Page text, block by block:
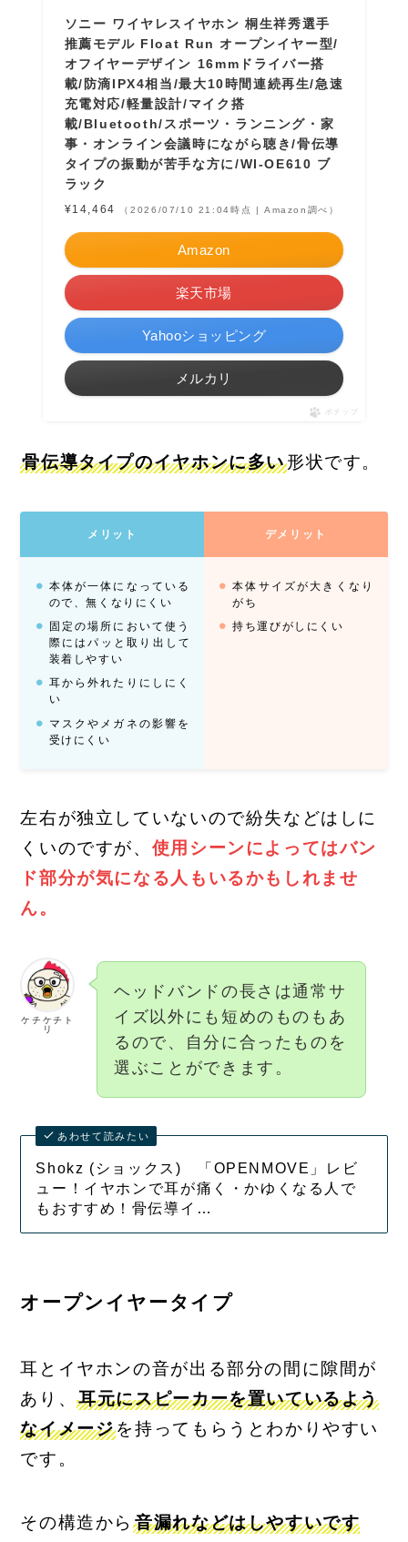
ソニー ワイヤレスイヤホン 桐生祥秀選手
推薦モデル Float Run オープンイヤー型/
オフイヤーデザイン 16mmドライバー搭
載/防滴IPX4相当/最大10時間連続再生/急速
充電対応/軽量設計/マイク搭
載/Bluetooth/スポーツ・ランニング・家
事・オンライン会議時にながら聴き/骨伝導
タイプの振動が苦手な方に/WI-OE610 ブ
ラック
¥14,464 （2026/07/10 21:04時点 | Amazon調べ）
Amazon
楽天市場
Yahooショッピング
メルカリ
ポチップ
骨伝導タイプのイヤホンに多い形状です。
メリット デメリット
本体が一体になっている
ので、無くなりにくい
固定の場所において使う
際にはパッと取り出して
装着しやすい
耳から外れたりにしにく
い
マスクやメガネの影響を
受けにくい
本体サイズが大きくなり
がち
持ち運びがしにくい
左右が独立していないので紛失などはしに
くいのですが、 使用シーンによってはバン
ド部分が気になる人もいるかもしれませ
ん。
ケチケチト
リ
ヘッドバンドの長さは通常サ
イズ以外にも短めのものもあ
るので、自分に合ったものを
選ぶことができます。
あわせて読みたい
Shokz (ショックス) 「OPENMOVE」レビ
ュー！イヤホンで耳が痛く・かゆくなる人で
もおすすめ！骨伝導イ…
オープンイヤータイプ
耳とイヤホンの音が出る部分の間に隙間が
あり、耳元にスピーカーを置いているよう
なイメージを持ってもらうとわかりやすい
です。
その構造から音漏れなどはしやすいです